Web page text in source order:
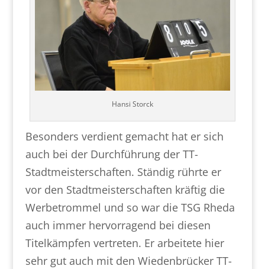
Hansi Storck
Besonders verdient gemacht hat er sich
auch bei der Durchführung der TT-
Stadtmeisterschaften. Ständig rührte er
vor den Stadtmeisterschaften kräftig die
Werbetrommel und so war die TSG Rheda
auch immer hervorragend bei diesen
Titelkämpfen vertreten. Er arbeitete hier
sehr gut auch mit den Wiedenbrücker TT-